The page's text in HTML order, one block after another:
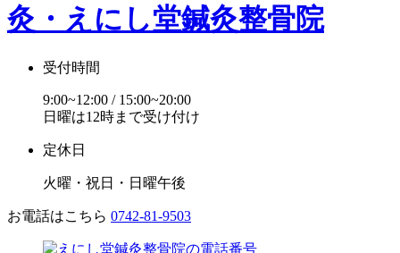
受付時間
9:00~12:00 / 15:00~20:00
日曜は12時まで受け付け
定休日
火曜・祝日・日曜午後
お電話はこちら 0742-81-9503